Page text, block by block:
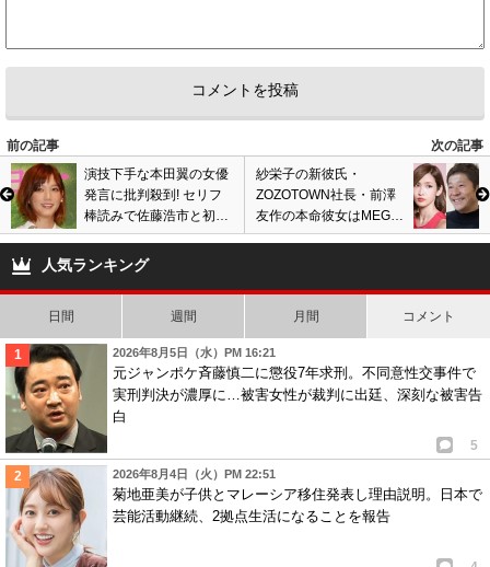
前の記事
次の記事
演技下手な本田翼の女優
発言に批判殺到! セリフ
棒読みで佐藤浩市と初共
演映画『起終点駅 ターミ
ナル』大コケか
紗栄子の新彼氏・
ZOZOTOWN社長・前澤
友作の本命彼女はMEG?
永山絢斗の元カノが噂の
人気ランキング
日間 週間 月間 コメント
2026年8月5日（水）PM 16:21
元ジャンポケ斉藤慎二に懲役7年求刑。不同意性交事件で
実刑判決が濃厚に…被害女性が裁判に出廷、深刻な被害告
白
5
2026年8月4日（火）PM 22:51
菊地亜美が子供とマレーシア移住発表し理由説明。日本で
芸能活動継続、2拠点生活になることを報告